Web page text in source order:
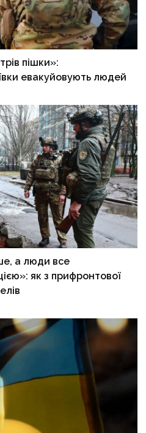
пішки»:
евакуйовують людей
а люди все
як з прифронтової